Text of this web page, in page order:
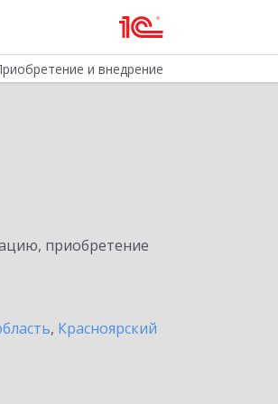
и внедрение
приобретение
, Красноярский